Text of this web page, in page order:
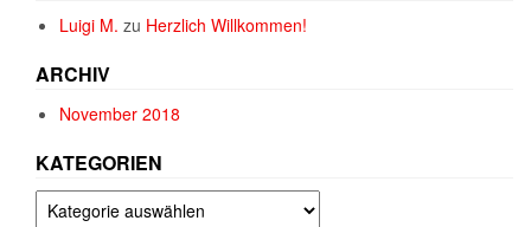
Luigi M. zu Herzlich Willkommen!
ARCHIV
November 2018
KATEGORIEN
Kategorien